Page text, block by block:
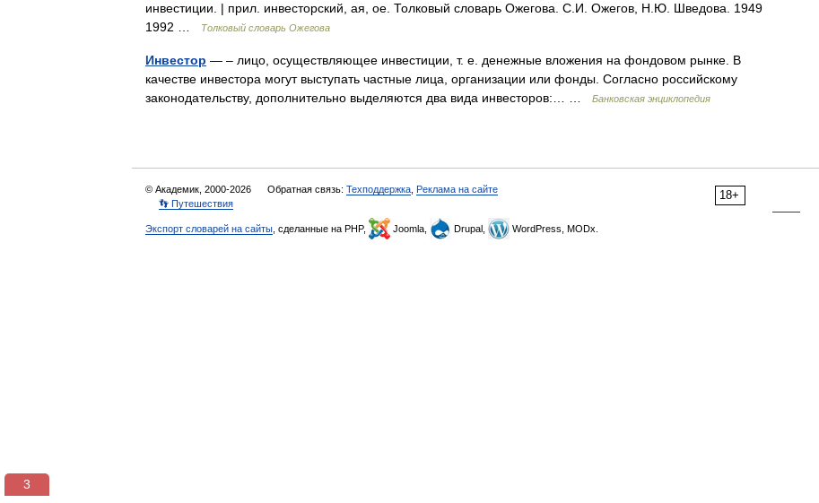
инвестиции. | прил. инвесторский, ая, ое. Толковый словарь Ожегова. С.И. Ожегов, Н.Ю. Шведова. 1949
1992 …
Толковый словарь Ожегова
Инвестор — – лицо, осуществляющее инвестиции, т. е. денежные вложения на фондовом рынке. В
качестве инвестора могут выступать частные лица, организации или фонды. Согласно российскому
законодательству, дополнительно выделяются два вида инвесторов:… …
Банковская энциклопедия
18+
© Академик, 2000-2026 Обратная связь: Техподдержка Реклама на сайте
👣 Путешествия
Экспорт словарей на сайты , сделанные на PHP, Joomla, Drupal, WordPress, MODx.
2